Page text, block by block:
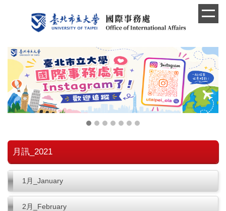
內
容
月訊_2021
1月_January
2月_February